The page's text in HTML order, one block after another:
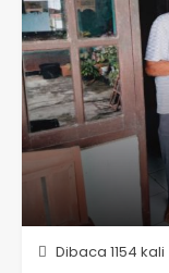
Dibaca 1154 kali